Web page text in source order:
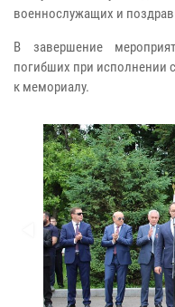
военнослужащих и
В завершение
погибших при исполнении
к мемориалу.